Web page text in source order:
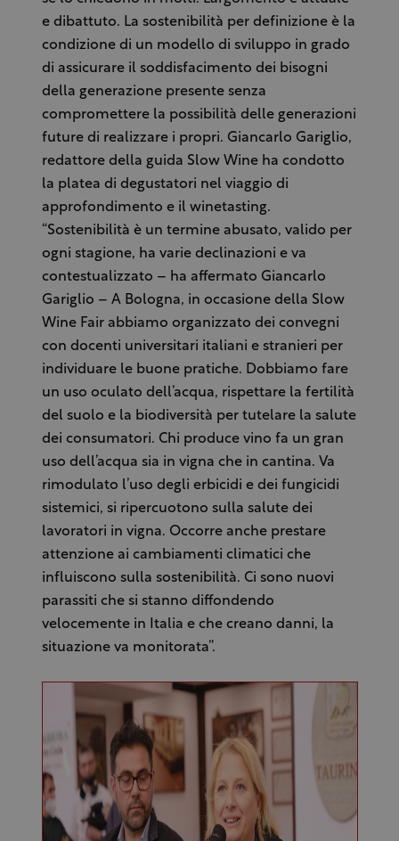
e dibattuto. La sostenibilità per definizione è la
condizione di un modello di sviluppo in grado
di assicurare il soddisfacimento dei bisogni
della generazione presente senza
compromettere la possibilità delle generazioni
future di realizzare i propri. Giancarlo Gariglio,
redattore della guida Slow Wine ha condotto
la platea di degustatori nel viaggio di
approfondimento e il winetasting.
“Sostenibilità è un termine abusato, valido per
ogni stagione, ha varie declinazioni e va
contestualizzato – ha affermato Giancarlo
Gariglio – A Bologna, in occasione della Slow
Wine Fair abbiamo organizzato dei convegni
con docenti universitari italiani e stranieri per
individuare le buone pratiche. Dobbiamo fare
un uso oculato dell’acqua, rispettare la fertilità
del suolo e la biodiversità per tutelare la salute
dei consumatori. Chi produce vino fa un gran
uso dell’acqua sia in vigna che in cantina. Va
rimodulato l’uso degli erbicidi e dei fungicidi
sistemici, si ripercuotono sulla salute dei
lavoratori in vigna. Occorre anche prestare
attenzione ai cambiamenti climatici che
influiscono sulla sostenibilità. Ci sono nuovi
parassiti che si stanno diffondendo
velocemente in Italia e che creano danni, la
situazione va monitorata”.